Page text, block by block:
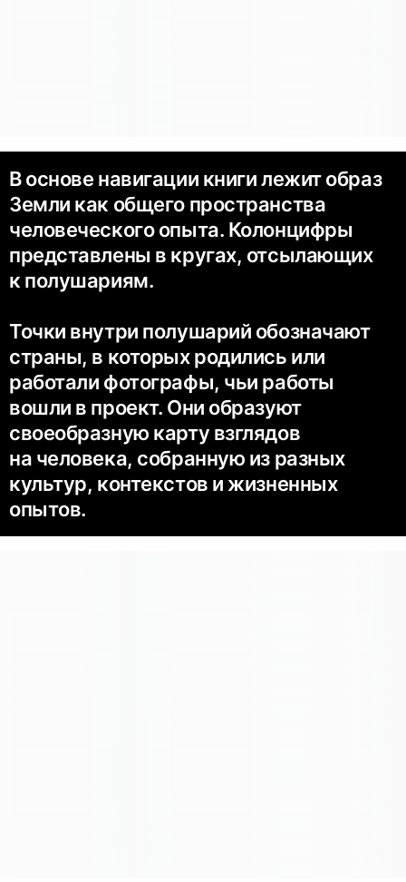
В основе навигации книги лежит образ
Земли как общего пространства
человеческого опыта. Колонцифры
представлены в кругах, отсылающих
к полушариям.
Точки внутри полушарий обозначают
страны, в которых родились или
работали фотографы, чьи работы
вошли в проект. Они образуют
своеобразную карту взглядов
на человека, собранную из разных
культур, контекстов и жизненных
опытов.